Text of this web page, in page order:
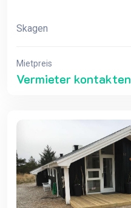
Skagen
Mietpreis
Vermieter kontakten